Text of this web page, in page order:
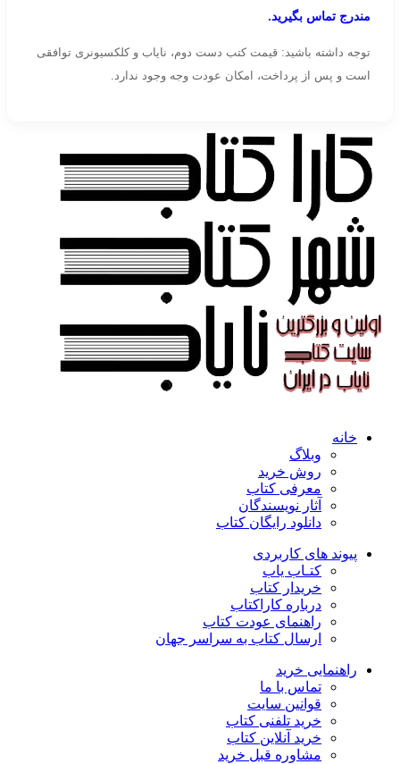
مندرج تماس بگیرید.
توجه داشته باشید: قیمت کتب دست دوم، نایاب و کلکسیونری توافقی
است و پس از پرداخت، امکان عودت وجه وجود ندارد.
خانه
وبلاگ
روش خرید
معرفی کتاب
آثار نویسندگان
دانلود رایگان کتاب
پیوند های کاربردی
کتـاب یاب
خریدار کتاب
درباره کاراکتاب
راهنمای عودت کتاب
ارسال کتاب به سراسر جهان
راهنمایی خرید
تماس با ما
قوانین سایت
خرید تلفنی کتاب
خرید آنلاین کتاب
مشاوره قبل خرید